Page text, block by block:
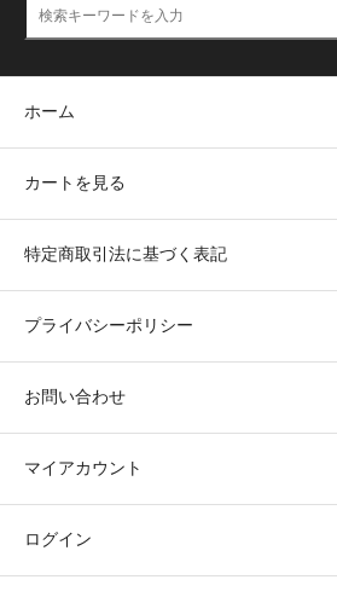
ホーム
カートを見る
特定商取引法に基づく表記
プライバシーポリシー
お問い合わせ
マイアカウント
ログイン